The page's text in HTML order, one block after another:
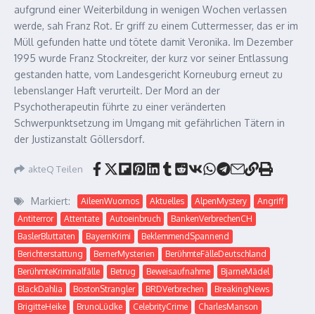
aufgrund einer Weiterbildung in wenigen Wochen verlassen
werde, sah Franz Rot. Er griff zu einem Cuttermesser, das er im
Müll gefunden hatte und tötete damit Veronika. Im Dezember
1995 wurde Franz Stockreiter, der kurz vor seiner Entlassung
gestanden hatte, vom Landesgericht Korneuburg erneut zu
lebenslanger Haft verurteilt. Der Mord an der
Psychotherapeutin führte zu einer veränderten
Schwerpunktsetzung im Umgang mit gefährlichen Tätern in
der Justizanstalt Göllersdorf.
akteQ Teilen
Markiert: AileenWuornos Aktuelles AlpenMystery
Angriff
Antiterror
Attentate Autoeinbruch
BankenVerbrechenCH
BaslerBluttaten
BayernKrimi
BeklemmendSpannend
Berichterstattung
BernerMysterien
BerühmteFälleDeutschland
BerühmteKriminalfälle
Betrug Beweisaufnahme
BjarneMädel
BlackDahlia
BostonStrangler BRDVerbrechen
BreakingNews
BrigitteHeike
BrunoLüdke CelebrityCrime CharlesManson